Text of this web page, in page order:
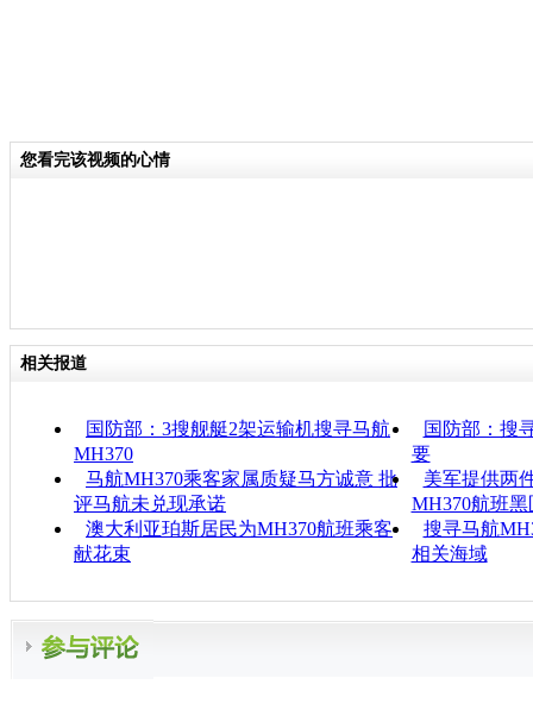
您看完该视频的心情
相关报道
国防部：3搜舰艇2架运输机搜寻马航
MH370
国防部：搜
要
马航MH370乘客家属质疑马方诚意 批
评马航未兑现承诺
美军提供两
MH370航班黑
澳大利亚珀斯居民为MH370航班乘客
献花束
搜寻马航
相关海域